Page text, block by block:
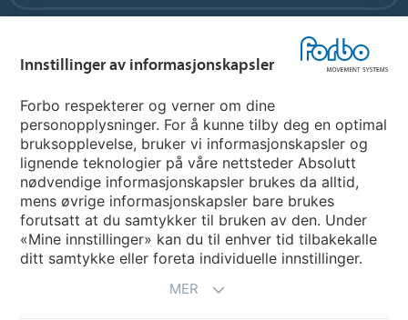
Avdelinger
Velg ditt land
Innstillinger av informasjonskapsler
Forbo respekterer og verner om dine
personopplysninger. For å kunne tilby deg en optimal
bruksopplevelse, bruker vi informasjonskapsler og
lignende teknologier på våre nettsteder Absolutt
nødvendige informasjonskapsler brukes da alltid,
mens øvrige informasjonskapsler bare brukes
forutsatt at du samtykker til bruken av den. Under
«Mine innstillinger» kan du til enhver tid tilbakekalle
ditt samtykke eller foreta individuelle innstillinger.
MER